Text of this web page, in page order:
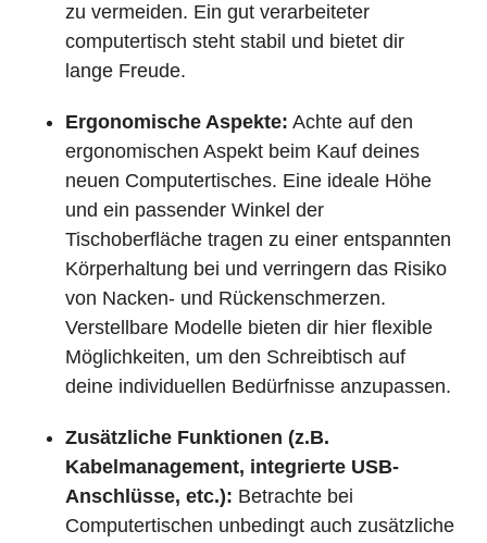
zu vermeiden. Ein gut verarbeiteter
computertisch steht stabil und bietet dir
lange Freude.
Ergonomische Aspekte: Achte auf den
ergonomischen Aspekt beim Kauf deines
neuen Computertisches. Eine ideale Höhe
und ein passender Winkel der
Tischoberfläche tragen zu einer entspannten
Körperhaltung bei und verringern das Risiko
von Nacken- und Rückenschmerzen.
Verstellbare Modelle bieten dir hier flexible
Möglichkeiten, um den Schreibtisch auf
deine individuellen Bedürfnisse anzupassen.
Zusätzliche Funktionen (z.B.
Kabelmanagement, integrierte USB-
Anschlüsse, etc.): Betrachte bei
Computertischen unbedingt auch zusätzliche